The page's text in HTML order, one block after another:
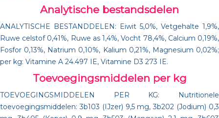
Analytische bestandsdelen
ANALYTISCHE BESTANDDELEN: Eiwit 5,0%, Vetgehalte 1,9%,
Ruwe celstof 0,41%, Ruwe as 1,4%, Vocht 78,4%, Calcium 0,19%,
Fosfor 0,13%, Natrium 0,10%, Kalium 0,21%, Magnesium 0,02%;
per kg: Vitamine A 24.497 IE, Vitamine D3 273 IE.
Toevoegingsmiddelen per kg
TOEVOEGINGSMIDDELEN PER KG: Nutritionele
toevoegingsmiddelen: 3b103 (IJzer) 9,5 mg, 3b202 (Jodium) 0,3